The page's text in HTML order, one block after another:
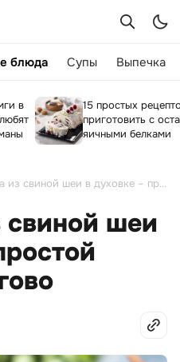
блюда Супы Выпечка
в
15 простых
приготовить с
яичными белками
Буженина из свиной шеи в духовке – простой рецепт пошагово
шеи